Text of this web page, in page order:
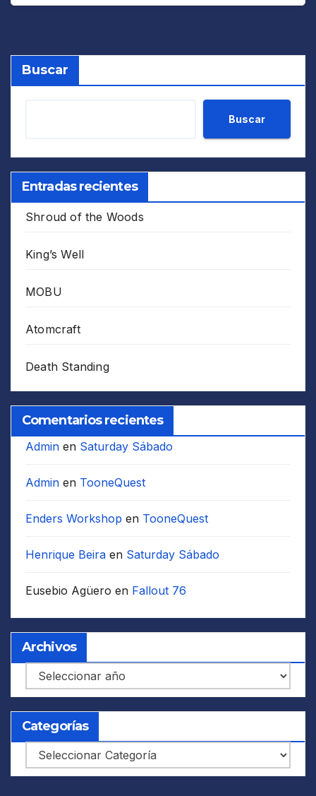
Buscar
Buscar
Entradas recientes
Shroud of the Woods
King’s Well
MOBU
Atomcraft
Death Standing
Comentarios recientes
Admin en Saturday Sábado
Admin en TooneQuest
Enders Workshop en TooneQuest
Henrique Beira en Saturday Sábado
Eusebio Agüero en Fallout 76
Archivos
Archivos
Categorías
Categorías